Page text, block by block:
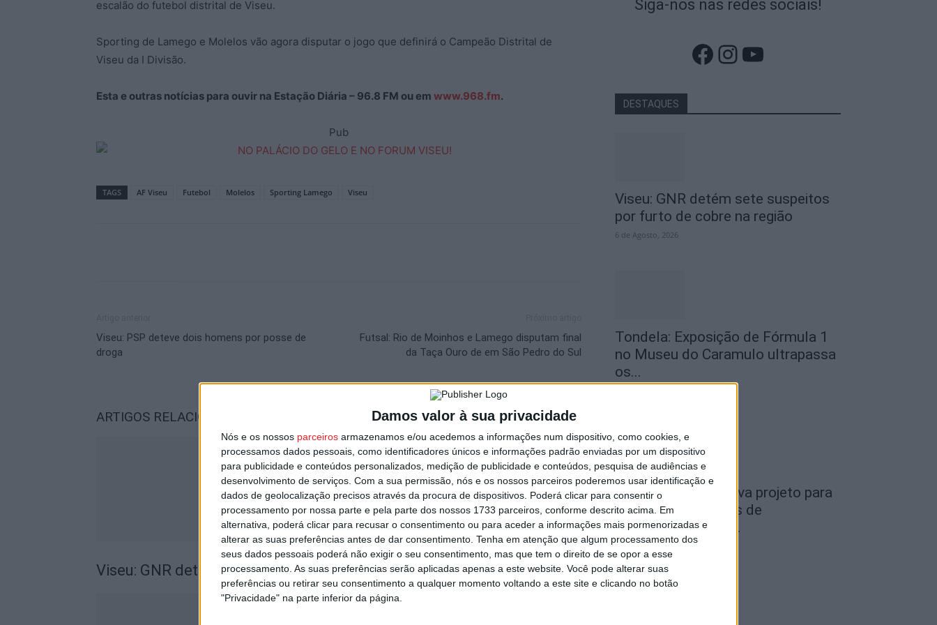
Damos valor à sua privacidade
Nós e os nossos parceiros armazenamos e/ou acedemos a informações num dispositivo, como cookies, e
processamos dados pessoais, como identificadores únicos e informações padrão enviadas por um dispositivo
para publicidade e conteúdos personalizados, medição de publicidade e conteúdos, pesquisa de audiências e
desenvolvimento de serviços. Com a sua permissão, nós e os nossos parceiros poderemos usar identificação e
dados de geolocalização precisos através da procura de dispositivos. Poderá clicar para consentir o
processamento por nossa parte e pela parte dos nossos 1733 parceiros, conforme descrito acima. Em
alternativa, poderá clicar para recusar o consentimento ou para aceder a informações mais pormenorizadas e
alterar as suas preferências antes de dar consentimento. Tenha em atenção que algum processamento dos
seus dados pessoais poderá não exigir o seu consentimento, mas que tem o direito de se opor a esse
processamento. As suas preferências serão aplicadas apenas a este website. Você pode alterar suas
preferências ou retirar seu consentimento a qualquer momento voltando a este site e clicando no botão
"Privacidade" na parte inferior da página.
escalão do futebol distrital de Viseu.
Sporting de Lamego e Molelos vão agora disputar o jogo que definirá o Campeão Distrital de
Viseu da I Divisão.
Esta e outras notícias para ouvir na Estação Diária – 96.8 FM ou em www.968.fm.
Pub
TAGS AF Viseu Futebol Molelos Sporting Lamego Viseu
Viseu: PSP deteve dois homens por posse de
droga
Futsal: Rio de Moinhos e Lamego disputam final
da Taça Ouro de em São Pedro do Sul
ARTIGOS RELACIONADOS
Viseu: GNR detém sete suspeitos por furto de cobre na região
Siga-nos nas redes sociais!
Facebook
Instagram
YouTube
DESTAQUES
Viseu: GNR detém sete suspeitos
por furto de cobre na região
6 de Agosto, 2026
Tondela: Exposição de Fórmula 1
no Museu do Caramulo ultrapassa
os...
Viseu: Câmara aprova projeto para
instalar 54 câmaras de
videovigilância em...
6 de Agosto, 2026